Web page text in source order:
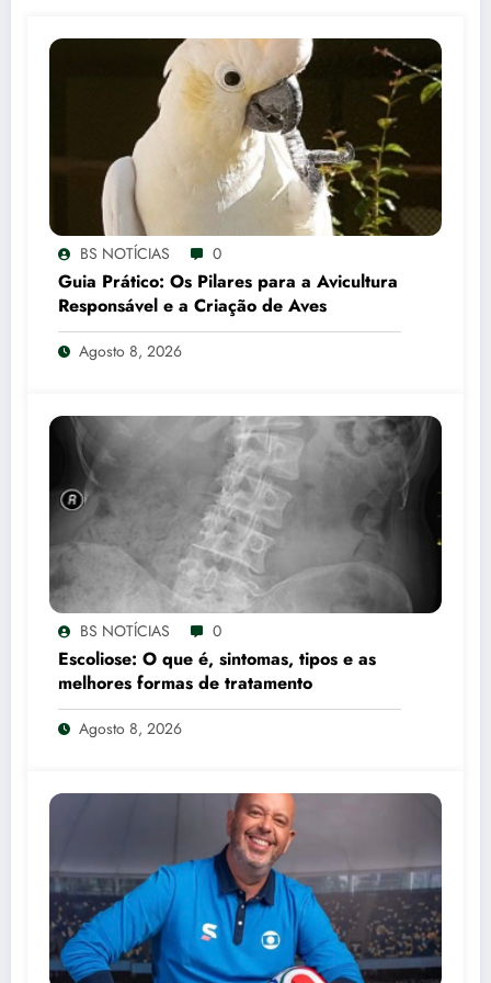
BS NOTÍCIAS 0
Guia Prático: Os Pilares para a Avicultura
Responsável e a Criação de Aves
Agosto 8, 2026
BS NOTÍCIAS 0
Escoliose: O que é, sintomas, tipos e as
melhores formas de tratamento
Agosto 8, 2026